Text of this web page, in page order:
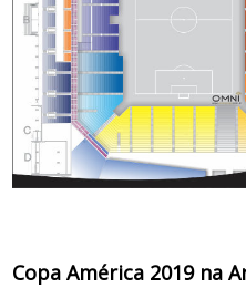
Copa América 2019 na